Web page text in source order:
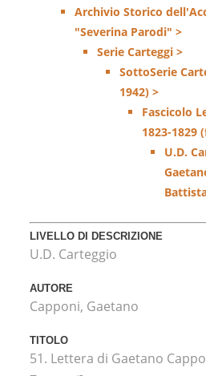
Archivio Storico
"Severina Parodi" >
Serie Carteggi >
SottoSerie
1942) >
Fascicolo
1823-1829
U.D.
LIVELLO DI DESCRIZIONE
U.D. Carteggio
AUTORE
Capponi, Gaetano
TITOLO
51. Lettera di Gaetano